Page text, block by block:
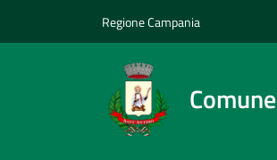
Regione Campania